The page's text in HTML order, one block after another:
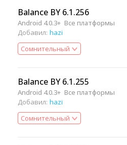
Balance BY 6.1.256
Android 4.0.3+ Все платформы
Добавил: hazi
Сомнительный
Balance BY 6.1.255
Android 4.0.3+ Все платформы
Добавил: hazi
Сомнительный